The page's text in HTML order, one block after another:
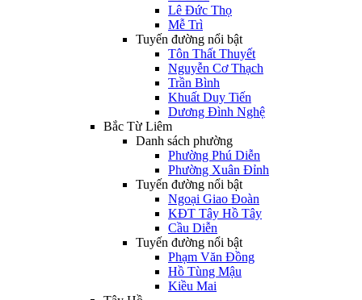
Lê Đức Thọ
Mễ Trì
Tuyến đường nổi bật
Tôn Thất Thuyết
Nguyễn Cơ Thạch
Trần Bình
Khuất Duy Tiến
Dương Đình Nghệ
Bắc Từ Liêm
Danh sách phường
Phường Phú Diễn
Phường Xuân Đỉnh
Tuyến đường nổi bật
Ngoại Giao Đoàn
KĐT Tây Hồ Tây
Cầu Diễn
Tuyến đường nổi bật
Phạm Văn Đồng
Hồ Tùng Mậu
Kiều Mai